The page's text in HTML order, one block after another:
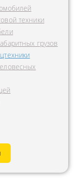
техники
грузов